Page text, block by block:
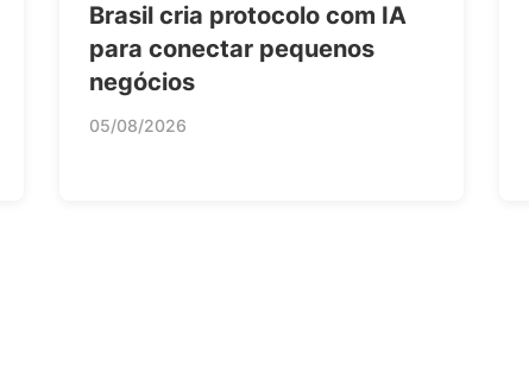
Brasil cria protocolo com IA
para conectar pequenos
negócios
05/08/2026